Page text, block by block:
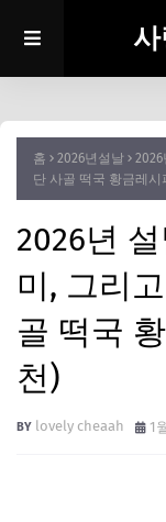
홈 2026년설날
단 사골 떡국 황금레
2026년
미, 그리
골 떡국
천)
lovely cheaah 1